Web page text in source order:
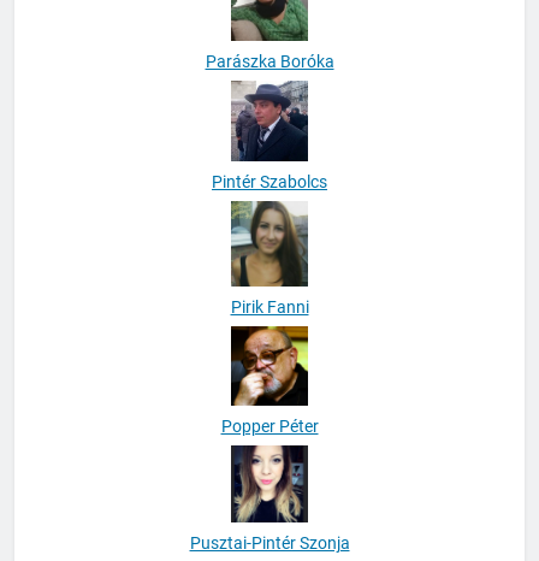
Parászka Boróka
Pintér Szabolcs
Pirik Fanni
Popper Péter